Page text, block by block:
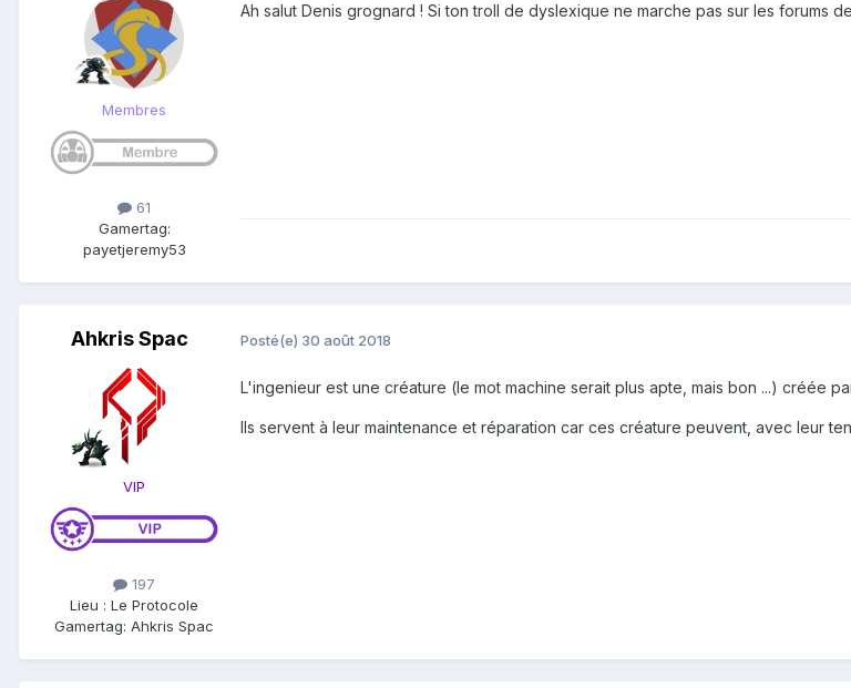
Membres
61
Gamertag:
payetjeremy53
Ah salut Denis grognard ! Si ton troll de dyslexique ne marche pas sur les forums
Ahkris Spac
VIP
197
Lieu : Le Protocole
Gamertag: Ahkris Spac
Posté(e) 30 août 2018
L'ingenieur est une créature (le mot machine serait plus apte, mais bon ...) créée
Ils servent à leur maintenance et réparation car ces créature peuvent, avec leur